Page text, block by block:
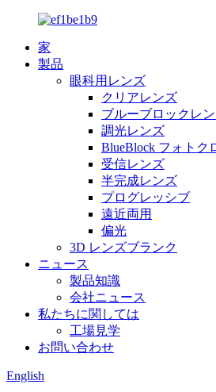
家
製品
眼科用レンズ
クリアレンズ
ブルーブロックレ
調光レンズ
BlueBlock フォトク
受信レンズ
半完成レンズ
プログレッシブ
遠近両用
偏光
3D レンズブランク
ニュース
製品知識
会社ニュース
私たちに関しては
工場見学
お問い合わせ
English